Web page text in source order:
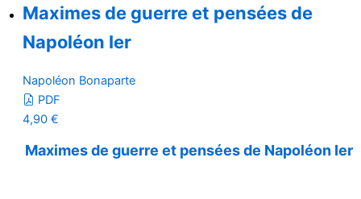
Maximes de guerre et pensées de
Napoléon Ier
Napoléon Bonaparte
PDF
4,90 €
Maximes de guerre et pensées de Napoléon Ier